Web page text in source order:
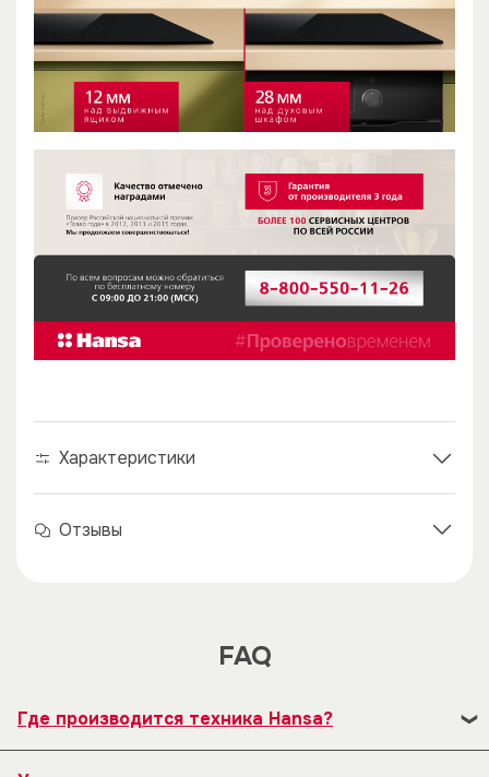
Характеристики
Отзывы
FAQ
Где производится техника Hansa?